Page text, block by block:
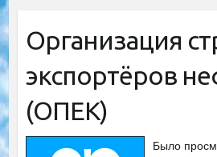
Организация
экспортёров
(ОПЕК)
Было